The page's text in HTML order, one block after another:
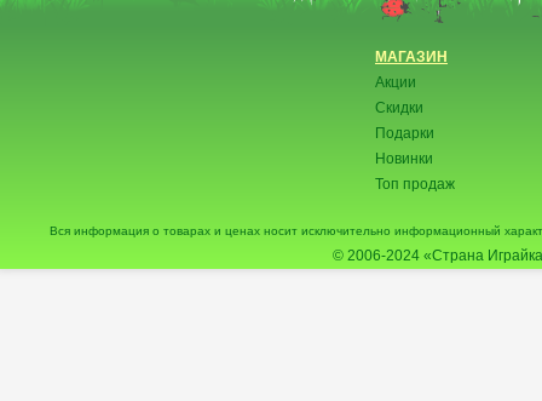
МАГАЗИН
Акции
Скидки
Подарки
Новинки
Топ продаж
Вся информация о товарах и ценах носит исключительно информационный
© 2006-2024 «Страна